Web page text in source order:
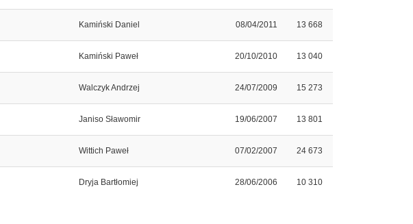
Kamiński Daniel 08/04/2011 13 668
Kamiński Paweł 20/10/2010 13 040
Walczyk Andrzej 24/07/2009 15 273
Janiso Sławomir 19/06/2007 13 801
Wittich Paweł 07/02/2007 24 673
Dryja Bartłomiej 28/06/2006 10 310